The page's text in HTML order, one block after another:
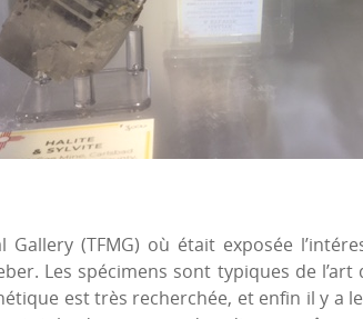
(TFMG) où était exposée
Les spécimens sont typiques de
est très recherchée, et enfin il y